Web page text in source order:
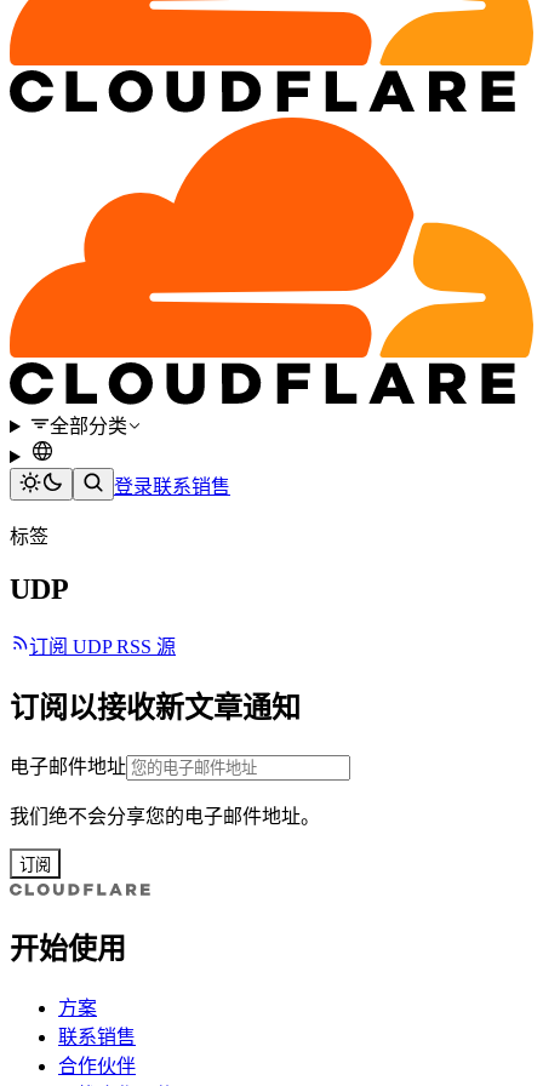
全部分类
登录联系销售
标签
UDP
订阅 UDP RSS 源
订阅以接收新文章通知
电子邮件地址
我们绝不会分享您的电子邮件地址。
订阅
开始使用
方案
联系销售
合作伙伴